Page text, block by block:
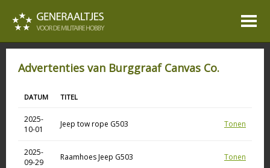
Advertenties van Burggraaf Canvas Co.
DATUM TITEL
2025-
10-01
Jeep tow rope G503 Tonen
2025-
09-29
Raamhoes Jeep G503 Tonen